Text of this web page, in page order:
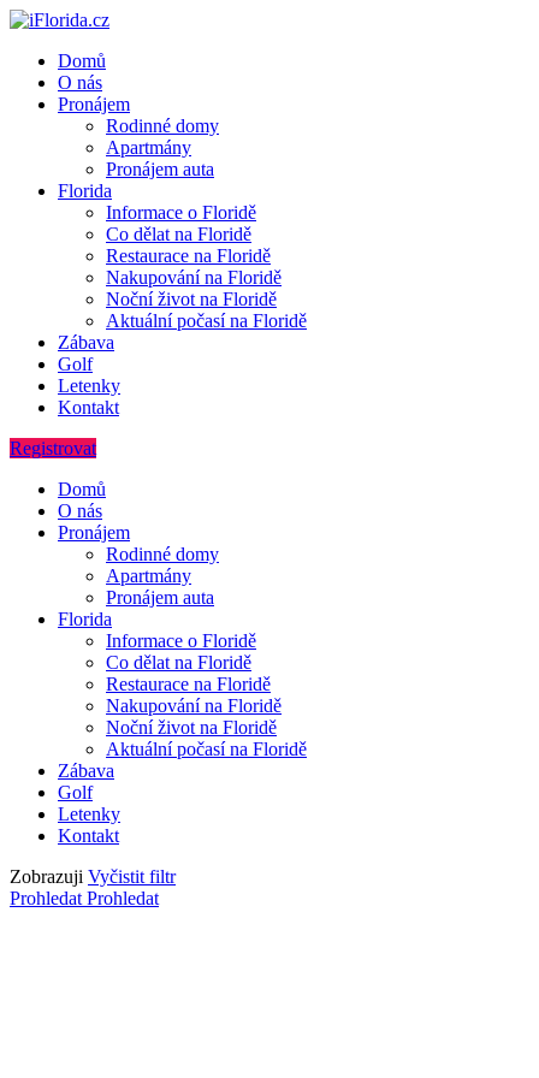
Domů
O nás
Pronájem
Rodinné domy
Apartmány
Pronájem auta
Florida
Informace o Floridě
Co dělat na Floridě
Restaurace na Floridě
Nakupování na Floridě
Noční život na Floridě
Aktuální počasí na Floridě
Zábava
Golf
Letenky
Kontakt
Registrovat
Domů
O nás
Pronájem
Rodinné domy
Apartmány
Pronájem auta
Florida
Informace o Floridě
Co dělat na Floridě
Restaurace na Floridě
Nakupování na Floridě
Noční život na Floridě
Aktuální počasí na Floridě
Zábava
Golf
Letenky
Kontakt
Zobrazuji Vyčistit filtr
Prohledat Prohledat